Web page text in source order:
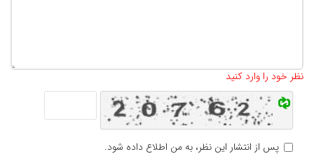
نظر خود را وارد کنید
پس از انتشار این نظر، به من اطلاع داده شود.